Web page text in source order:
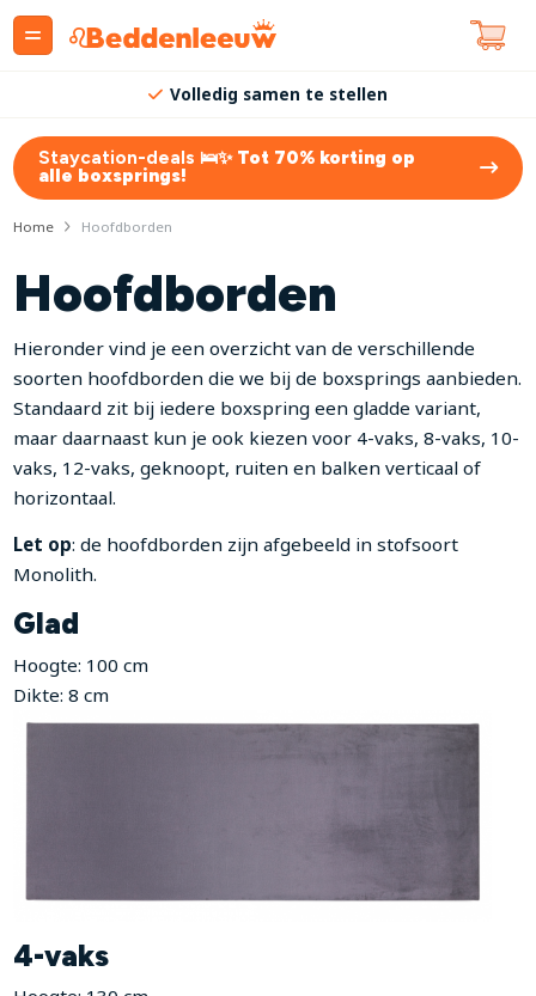
Volledig samen te stellen
Staycation-deals 🛌✨Tot 70% korting op
alle boxsprings!
Home Hoofdborden
Hoofdborden
Hieronder vind je een overzicht van de verschillende
soorten hoofdborden die we bij de boxsprings aanbieden.
Standaard zit bij iedere boxspring een gladde variant,
maar daarnaast kun je ook kiezen voor 4-vaks, 8-vaks, 10-
vaks, 12-vaks, geknoopt, ruiten en balken verticaal of
horizontaal.
Let op: de hoofdborden zijn afgebeeld in stofsoort
Monolith.
Glad
Hoogte: 100 cm
Dikte: 8 cm
4-vaks